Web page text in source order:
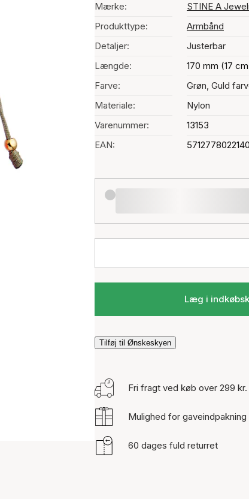
Mærke:
STINE A
Produkttype:
Armbånd
Detaljer:
Justerbar
Længde:
170 mm (17
Farve:
Grøn, Guld
Materiale:
Nylon
Varenummer:
13153
EAN:
5712778022140
Læg i
Tilføj til Ønskeskyen
Fri fragt ved køb over 299 kr.
Mulighed for gaveindpakning
60 dages fuld returret